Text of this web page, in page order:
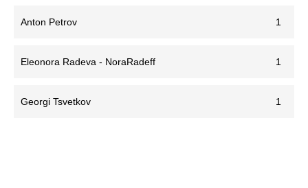
Anton Petrov 1
Eleonora Radeva - NoraRadeff 1
Georgi Tsvetkov 1